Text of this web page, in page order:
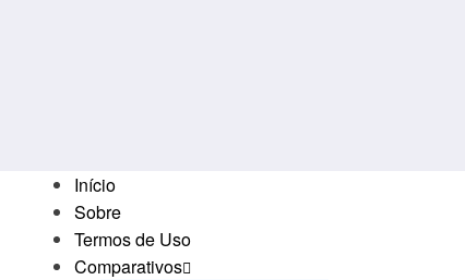
Início
Sobre
Termos de Uso
Comparativos